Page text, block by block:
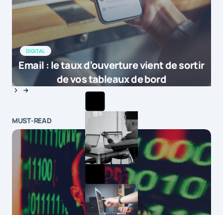
DIGITAL
Email : le taux d’ouverture vient de sortir
de vos tableaux de bord
MUST-READ